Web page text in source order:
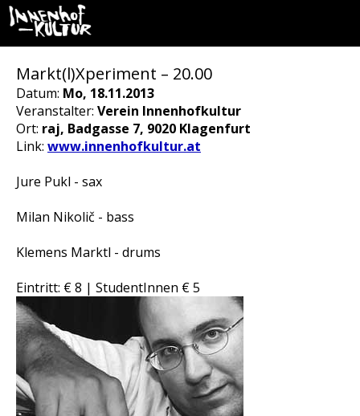
Markt(l)Xperiment – 20.00
Datum: Mo, 18.11.2013
Veranstalter: Verein Innenhofkultur
Ort: raj, Badgasse 7, 9020 Klagenfurt
Link: www.innenhofkultur.at
Jure Pukl - sax
Milan Nikolič - bass
Klemens Marktl - drums
Eintritt: € 8 | StudentInnen € 5